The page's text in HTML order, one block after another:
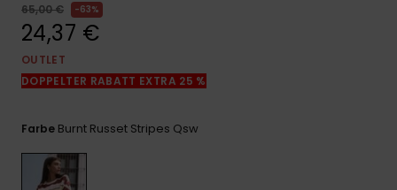
65,00 € 63%
24,37 €
OUTLET
DOPPELTER RABATT EXTRA 25 %
Farbe Burnt Russet Stripes Qsw